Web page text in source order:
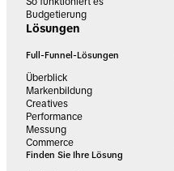
Budgetierung
Lösungen
Full-Funnel-Lösungen
Überblick
Markenbildung
Creatives
Performance
Messung
Commerce
Finden Sie Ihre Lösung